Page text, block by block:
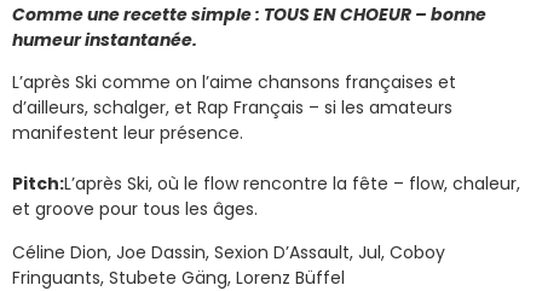
Comme une recette simple : TOUS EN CHOEUR – bonne
humeur instantanée.
L’après Ski comme on l’aime chansons françaises et
d’ailleurs, schalger, et Rap Français – si les amateurs
manifestent leur présence.
Pitch:L’après Ski, où le flow rencontre la fête – flow, chaleur,
et groove pour tous les âges.
Céline Dion, Joe Dassin, Sexion D’Assault, Jul, Coboy
Fringuants, Stubete Gäng, Lorenz Büffel